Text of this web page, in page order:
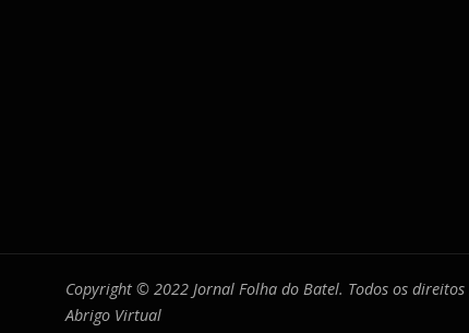
Copyright © 2022 Jornal Folha do Batel. Todos os
Abrigo Virtual